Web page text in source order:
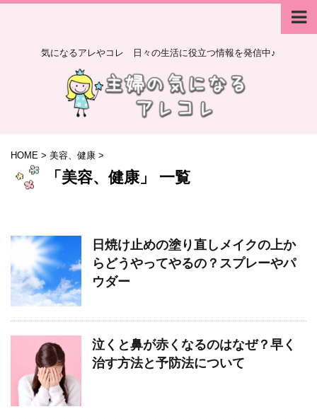
気になるアレやコレ 日々の生活に役立つ情報を発信中♪
HOME > 美容、健康 >
「美容、健康」 一覧
日焼け止めの塗り直しメイクの上か
らどうやってやるの？スプレーやパ
ウダー
泣くと鼻が赤くなるのはなぜ？早く
治す方法と予防法について